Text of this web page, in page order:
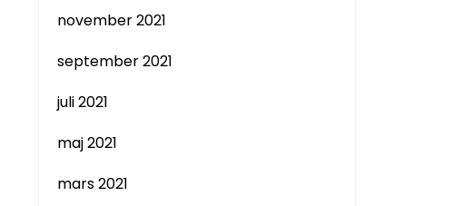
november 2021
september 2021
juli 2021
maj 2021
mars 2021